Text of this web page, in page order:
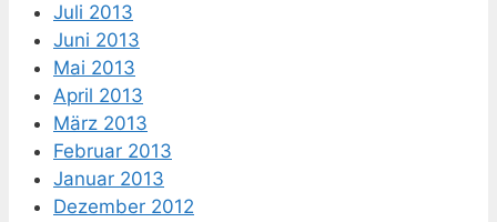
Juli 2013
Juni 2013
Mai 2013
April 2013
März 2013
Februar 2013
Januar 2013
Dezember 2012